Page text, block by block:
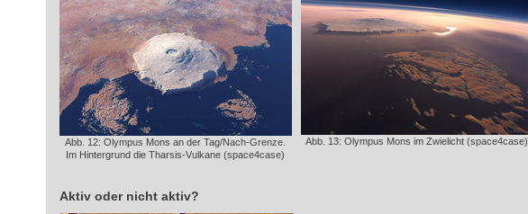
Abb. 12: Olympus Mons an der Tag/Nach-Grenze.
Im Hintergrund die Tharsis-Vulkane (space4case)
Abb. 13: Olympus Mons im Zwielicht (space4case)
Aktiv oder nicht aktiv?